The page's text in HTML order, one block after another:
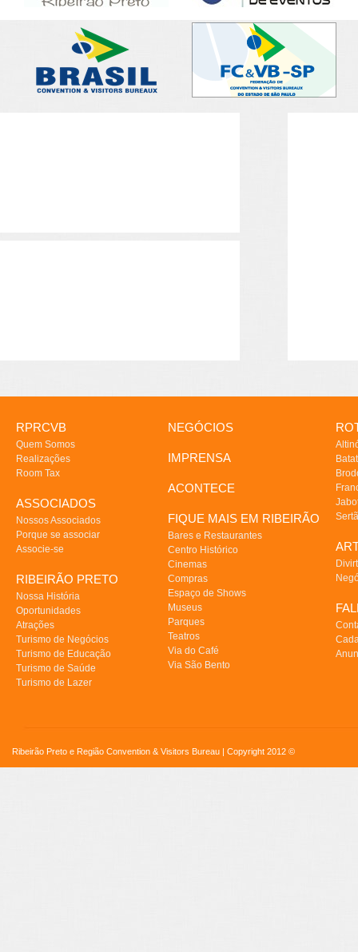
RPRCVB
Quem Somos
Realizações
Room Tax
ASSOCIADOS
Nossos Associados
Porque se associar
Associe-se
RIBEIRÃO PRETO
Nossa História
Oportunidades
Atrações
Turismo de Negócios
Turismo de Educação
Turismo de Saúde
Turismo de Lazer
NEGÓCIOS
IMPRENSA
ACONTECE
FIQUE MAIS EM RIBEIRÃO
Bares e Restaurantes
Centro Histórico
Cinemas
Compras
Espaço de Shows
Museus
Parques
Teatros
Via do Café
Via São Bento
Ribeirão Preto e Região Convention & Visitors Bureau | Copyright 2012 ©